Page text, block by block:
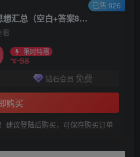
新二上语文全册1-23课中心思想汇总（空白+答案8页）
看
限时特惠
￥38
钻石会员 免费
购买
建议登陆后购买，可保存购买订单
已售 926